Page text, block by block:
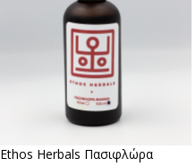
Ethos Herbals Πασιφλώρα